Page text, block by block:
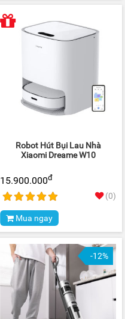
Robot Hút Bụi Lau Nhà
Xiaomi Dreame W10
15.900.000đ
(0)
Mua ngay
-12%